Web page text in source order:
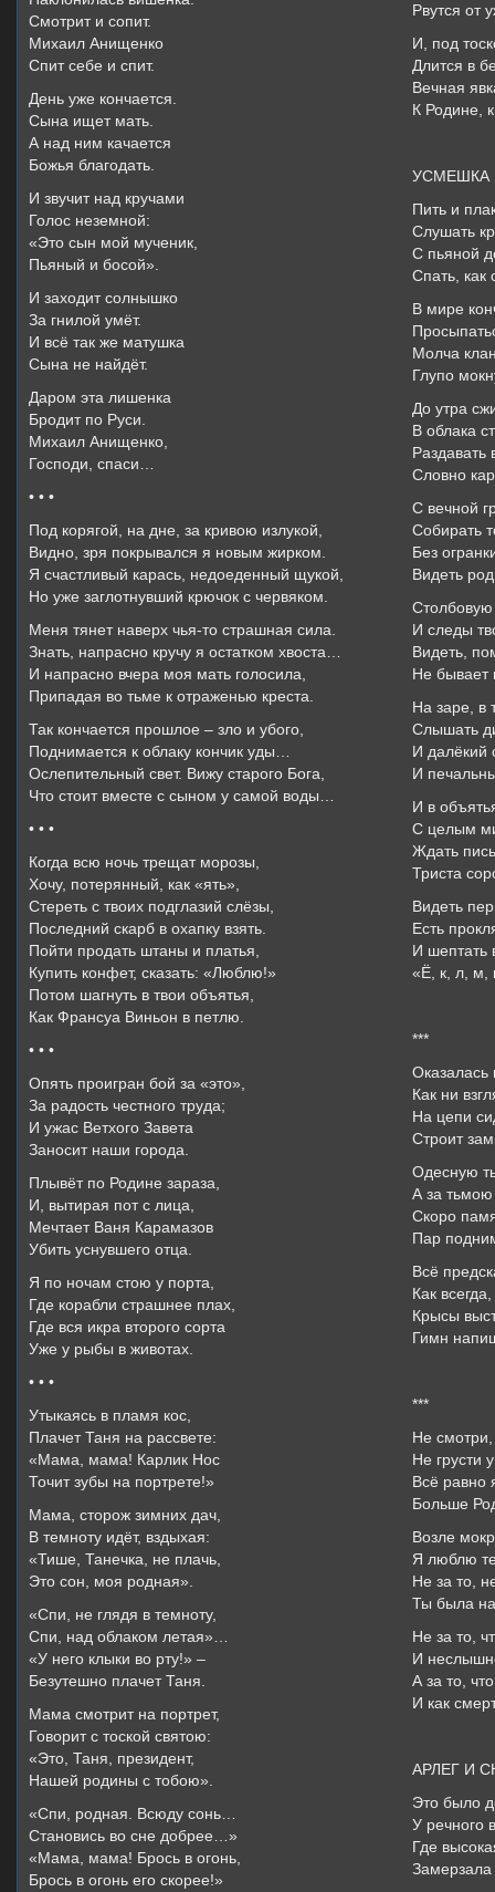
Смотрит и сопит.
Михаил Анищенко
Спит себе и спит.
День уже кончается.
Сына ищет мать.
А над ним качается
Божья благодать.
И звучит над кручами
Голос неземной:
«Это сын мой мученик,
Пьяный и босой».
И заходит солнышко
За гнилой умёт.
И всё так же матушка
Сына не найдёт.
Даром эта лишенка
Бродит по Руси.
Михаил Анищенко,
Господи, спаси…
• • •
Под корягой, на дне, за кривою излукой,
Видно, зря покрывался я новым жирком.
Я счастливый карась, недоеденный щукой,
Но уже заглотнувший крючок с червяком.
Меня тянет наверх чья-то страшная сила.
Знать, напрасно кручу я остатком хвоста…
И напрасно вчера моя мать голосила,
Припадая во тьме к отраженью креста.
Так кончается прошлое – зло и убого,
Поднимается к облаку кончик уды…
Ослепительный свет. Вижу старого Бога,
Что стоит вместе с сыном у самой воды…
• • •
Когда всю ночь трещат морозы,
Хочу, потерянный, как «ять»,
Стереть с твоих подглазий слёзы,
Последний скарб в охапку взять.
Пойти продать штаны и платья,
Купить конфет, сказать: «Люблю!»
Потом шагнуть в твои объятья,
Как Франсуа Виньон в петлю.
• • •
Опять проигран бой за «это»,
За радость честного труда;
И ужас Ветхого Завета
Заносит наши города.
Плывёт по Родине зараза,
И, вытирая пот с лица,
Мечтает Ваня Карамазов
Убить уснувшего отца.
Я по ночам стою у порта,
Где корабли страшнее плах,
Где вся икра второго сорта
Уже у рыбы в животах.
• • •
Утыкаясь в пламя кос,
Плачет Таня на рассвете:
«Мама, мама! Карлик Нос
Точит зубы на портрете!»
Мама, сторож зимних дач,
В темноту идёт, вздыхая:
«Тише, Танечка, не плачь,
Это сон, моя родная».
«Спи, не глядя в темноту,
Спи, над облаком летая»…
«У него клыки во рту!» –
Безутешно плачет Таня.
Мама смотрит на портрет,
Говорит с тоской святою:
«Это, Таня, президент,
Нашей родины с тобою».
«Спи, родная. Всюду сонь…
Становись во сне добрее…»
«Мама, мама! Брось в огонь,
Брось в огонь его скорее!»
Рвутся от
И, под
Длится в
Вечная
К Родине,
УСМЕШКА
Пить и
Слушать
С пьяной
Спать, как
В мире
Молча
Глупо
До утра
В облака
Раздавать
Словно
С вечной
Собирать
Без
Видеть
Столбовую
И следы
Видеть,
Не бывает
На заре, в
Слышать
И далёкий
И
И в
С целым
Ждать
Триста
Видеть
Есть
И шептать
«Ё, к, л,
***
Оказалась
Как ни
На цепи
Строит
Одесную
А за тьмою
Скоро
Пар
Всё
Как
Крысы
Гимн
***
Не
Не грусти
Всё равно
Больше
Возле
Я люблю
Не за то,
Ты была
Не за то,
И
А за то,
И как
АРЛЕГ И
Это было
У речного
Где
Замерзала